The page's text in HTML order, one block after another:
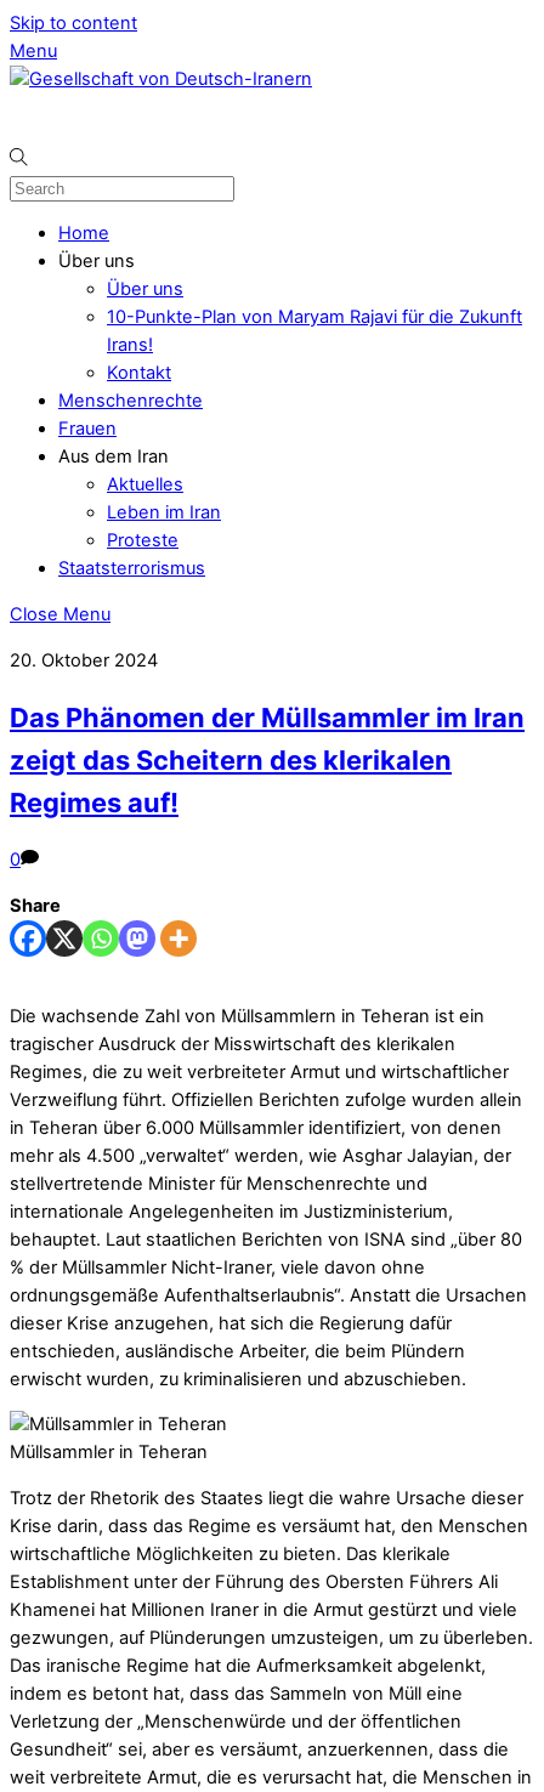
Skip to content
Menu
Home
Über uns
Über uns
10-Punkte-Plan von Maryam Rajavi für die Zukunft
Irans!
Kontakt
Menschenrechte
Frauen
Aus dem Iran
Aktuelles
Leben im Iran
Proteste
Staatsterrorismus
Close Menu
20. Oktober 2024
Das Phänomen der Müllsammler im Iran
zeigt das Scheitern des klerikalen
Regimes auf!
0
Share
Die wachsende Zahl von Müllsammlern in Teheran ist ein
tragischer Ausdruck der Misswirtschaft des klerikalen
Regimes, die zu weit verbreiteter Armut und wirtschaftlicher
Verzweiflung führt. Offiziellen Berichten zufolge wurden allein
in Teheran über 6.000 Müllsammler identifiziert, von denen
mehr als 4.500 „verwaltet“ werden, wie Asghar Jalayian, der
stellvertretende Minister für Menschenrechte und
internationale Angelegenheiten im Justizministerium,
behauptet. Laut staatlichen Berichten von ISNA sind „über 80
% der Müllsammler Nicht-Iraner, viele davon ohne
ordnungsgemäße Aufenthaltserlaubnis“. Anstatt die Ursachen
dieser Krise anzugehen, hat sich die Regierung dafür
entschieden, ausländische Arbeiter, die beim Plündern
erwischt wurden, zu kriminalisieren und abzuschieben.
Müllsammler in Teheran
Trotz der Rhetorik des Staates liegt die wahre Ursache dieser
Krise darin, dass das Regime es versäumt hat, den Menschen
wirtschaftliche Möglichkeiten zu bieten. Das klerikale
Establishment unter der Führung des Obersten Führers Ali
Khamenei hat Millionen Iraner in die Armut gestürzt und viele
gezwungen, auf Plünderungen umzusteigen, um zu überleben.
Das iranische Regime hat die Aufmerksamkeit abgelenkt,
indem es betont hat, dass das Sammeln von Müll eine
Verletzung der „Menschenwürde und der öffentlichen
Gesundheit“ sei, aber es versäumt, anzuerkennen, dass die
weit verbreitete Armut, die es verursacht hat, die Menschen in